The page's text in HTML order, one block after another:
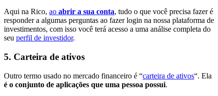
Aqui na Rico, ao abrir a sua conta, tudo o que você precisa fazer é
responder a algumas perguntas ao fazer login na nossa plataforma de
investimentos, com isso você terá acesso a uma análise completa do
seu perfil de investidor.
5. Carteira de ativos
Outro termo usado no mercado financeiro é “carteira de ativos“. Ela
é o conjunto de aplicações que uma pessoa possui.